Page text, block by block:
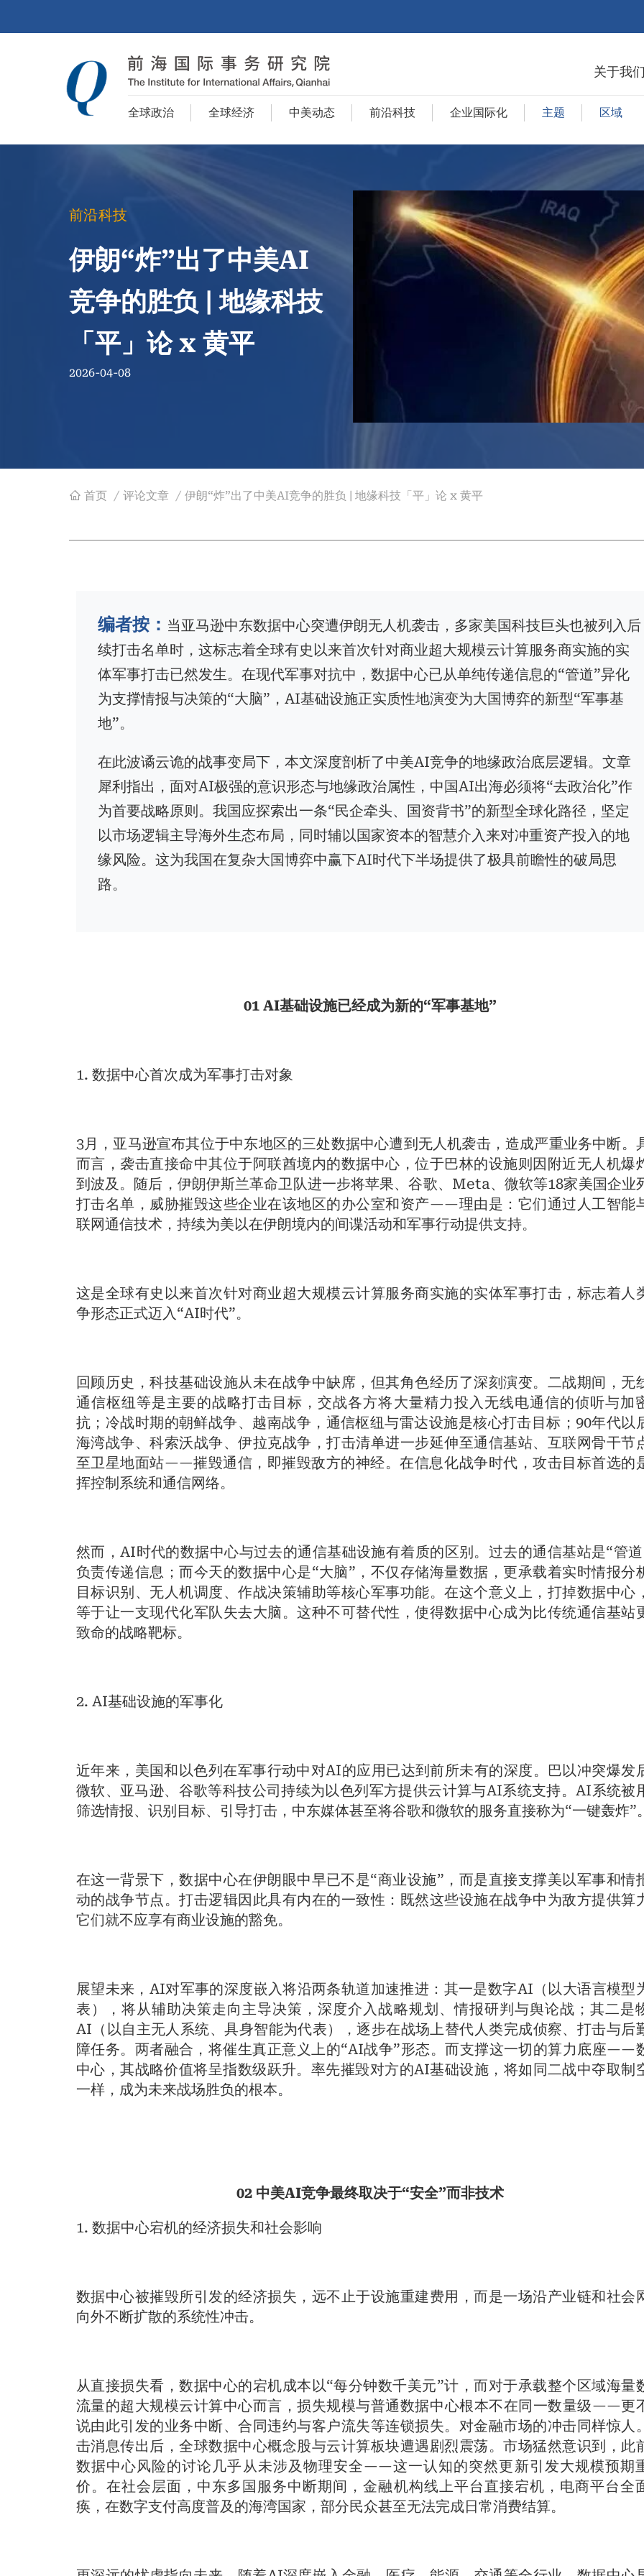
关于我们
全球政治 全球经济 中美动态 前沿科技 企业国际化 主题 区域
前沿科技
伊朗“炸”出了中美AI
竞争的胜负 | 地缘科技
「平」论 x 黄平
2026-04-08
面
首页 / 评论文章 / 伊朗“炸”出了中美AI竞争的胜负 | 地缘科技「平」论 x 黄平
编者按： 当亚马逊中东数据中心突遭伊朗无人机袭击，多家美国科技巨头也被列入后
续打击名单时，这标志着全球有史以来首次针对商业超大规模云计算服务商实施的实
体军事打击已然发生。在现代军事对抗中，数据中心已从单纯传递信息的“管道”异化
为支撑情报与决策的“大脑”，AI基础设施正实质性地演变为大国博弈的新型“军事基
地”。
在此波谲云诡的战事变局下，本文深度剖析了中美AI竞争的地缘政治底层逻辑。文章
犀利指出，面对AI极强的意识形态与地缘政治属性，中国AI出海必须将“去政治化”作
为首要战略原则。我国应探索出一条“民企牵头、国资背书”的新型全球化路径，坚定
以市场逻辑主导海外生态布局，同时辅以国家资本的智慧介入来对冲重资产投入的地
缘风险。这为我国在复杂大国博弈中赢下AI时代下半场提供了极具前瞻性的破局思
路。
01 AI基础设施已经成为新的“军事基地”
1. 数据中心首次成为军事打击对象
3月，亚马逊宣布其位于中东地区的三处数据中心遭到无人机袭击，造成严重业务中断。
而言，袭击直接命中其位于阿联酋境内的数据中心，位于巴林的设施则因附近无人机爆
到波及。随后，伊朗伊斯兰革命卫队进一步将苹果、谷歌、Meta、微软等18家美国企业
打击名单，威胁摧毁这些企业在该地区的办公室和资产——理由是：它们通过人工智能
联网通信技术，持续为美以在伊朗境内的间谍活动和军事行动提供支持。
这是全球有史以来首次针对商业超大规模云计算服务商实施的实体军事打击，标志着人
争形态正式迈入“AI时代”。
回顾历史，科技基础设施从未在战争中缺席，但其角色经历了深刻演变。二战期间，无
通信枢纽等是主要的战略打击目标，交战各方将大量精力投入无线电通信的侦听与加
抗；冷战时期的朝鲜战争、越南战争，通信枢纽与雷达设施是核心打击目标；90年代以
海湾战争、科索沃战争、伊拉克战争，打击清单进一步延伸至通信基站、互联网骨干节
至卫星地面站——摧毁通信，即摧毁敌方的神经。在信息化战争时代，攻击目标首选的
挥控制系统和通信网络。
然而，AI时代的数据中心与过去的通信基础设施有着质的区别。过去的通信基站是“管道
负责传递信息；而今天的数据中心是“大脑”，不仅存储海量数据，更承载着实时情报分
目标识别、无人机调度、作战决策辅助等核心军事功能。在这个意义上，打掉数据中心
等于让一支现代化军队失去大脑。这种不可替代性，使得数据中心成为比传统通信基站
致命的战略靶标。
2. AI基础设施的军事化
近年来，美国和以色列在军事行动中对AI的应用已达到前所未有的深度。巴以冲突爆发
微软、亚马逊、谷歌等科技公司持续为以色列军方提供云计算与AI系统支持。AI系统被
筛选情报、识别目标、引导打击，中东媒体甚至将谷歌和微软的服务直接称为“一键轰炸”。
在这一背景下，数据中心在伊朗眼中早已不是“商业设施”，而是直接支撑美以军事和情
动的战争节点。打击逻辑因此具有内在的一致性：既然这些设施在战争中为敌方提供算
它们就不应享有商业设施的豁免。
展望未来，AI对军事的深度嵌入将沿两条轨道加速推进：其一是数字AI（以大语言模型
表），将从辅助决策走向主导决策，深度介入战略规划、情报研判与舆论战；其二是
AI（以自主无人系统、具身智能为代表），逐步在战场上替代人类完成侦察、打击与后
障任务。两者融合，将催生真正意义上的“AI战争”形态。而支撑这一切的算力底座——
中心，其战略价值将呈指数级跃升。率先摧毁对方的AI基础设施，将如同二战中夺取制
一样，成为未来战场胜负的根本。
02 中美AI竞争最终取决于“安全”而非技术
1. 数据中心宕机的经济损失和社会影响
数据中心被摧毁所引发的经济损失，远不止于设施重建费用，而是一场沿产业链和社会
向外不断扩散的系统性冲击。
从直接损失看，数据中心的宕机成本以“每分钟数千美元”计，而对于承载整个区域海量
流量的超大规模云计算中心而言，损失规模与普通数据中心根本不在同一数量级——更
说由此引发的业务中断、合同违约与客户流失等连锁损失。对金融市场的冲击同样惊人
击消息传出后，全球数据中心概念股与云计算板块遭遇剧烈震荡。市场猛然意识到，此
数据中心风险的讨论几乎从未涉及物理安全——这一认知的突然更新引发大规模预期
价。在社会层面，中东多国服务中断期间，金融机构线上平台直接宕机，电商平台全
痪，在数字支付高度普及的海湾国家，部分民众甚至无法完成日常消费结算。